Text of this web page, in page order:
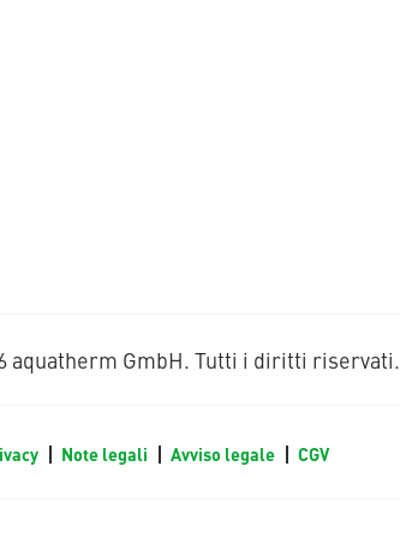
aquatherm GmbH. Tutti i diritti riservati.
Note legali Avviso legale CGV